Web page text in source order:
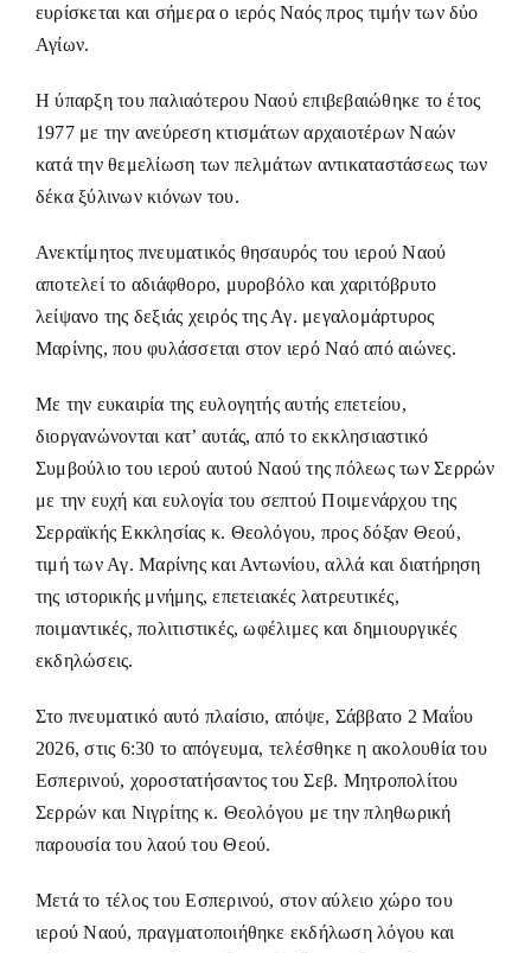
ευρίσκεται και σήμερα ο ιερός Ναός προς τιμήν των δύο
Αγίων.
Η ύπαρξη του παλιαότερου Ναού επιβεβαιώθηκε το έτος
1977 με την ανεύρεση κτισμάτων αρχαιοτέρων Ναών
κατά την θεμελίωση των πελμάτων αντικαταστάσεως των
δέκα ξύλινων κιόνων του.
Ανεκτίμητος πνευματικός θησαυρός του ιερού Ναού
αποτελεί το αδιάφθορο, μυροβόλο και χαριτόβρυτο
λείψανο της δεξιάς χειρός της Αγ. μεγαλομάρτυρος
Μαρίνης, που φυλάσσεται στον ιερό Ναό από αιώνες.
Με την ευκαιρία της ευλογητής αυτής επετείου,
διοργανώνονται κατ’ αυτάς, από το εκκλησιαστικό
Συμβούλιο του ιερού αυτού Ναού της πόλεως των Σερρών
με την ευχή και ευλογία του σεπτού Ποιμενάρχου της
Σερραϊκής Εκκλησίας κ. Θεολόγου, προς δόξαν Θεού,
τιμή των Αγ. Μαρίνης και Αντωνίου, αλλά και διατήρηση
της ιστορικής μνήμης, επετειακές λατρευτικές,
ποιμαντικές, πολιτιστικές, ωφέλιμες και δημιουργικές
εκδηλώσεις.
Στο πνευματικό αυτό πλαίσιο, απόψε, Σάββατο 2 Μαΐου
2026, στις 6:30 το απόγευμα, τελέσθηκε η ακολουθία του
Εσπερινού, χοροστατήσαντος του Σεβ. Μητροπολίτου
Σερρών και Νιγρίτης κ. Θεολόγου με την πληθωρική
παρουσία του λαού του Θεού.
Μετά το τέλος του Εσπερινού, στον αύλειο χώρο του
ιερού Ναού, πραγματοποιήθηκε εκδήλωση λόγου και